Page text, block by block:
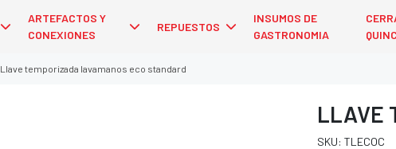
ARTEFACTOS Y
CONEXIONES
REPUESTOS
INSUMOS DE
GASTRONOMIA
Llave temporizada lavamanos eco standard
LLAVE
SKU: TLECOC